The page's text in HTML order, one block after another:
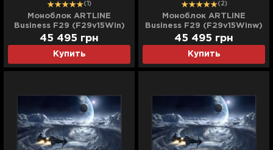
(1)
Моноблок ARTLINE
Business F29 (F29v15Win)
(UA)
Купить
45 495 грн
(2)
Моноблок ARTLINE
Business F29 (F29v15Winw)
(UA)
Купить
45 495 грн